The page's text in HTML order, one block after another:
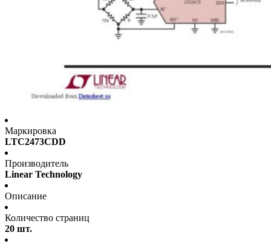
Маркировка
LTC2473CDD
Производитель
Linear Technology
Описание
Количество страниц
20 шт.